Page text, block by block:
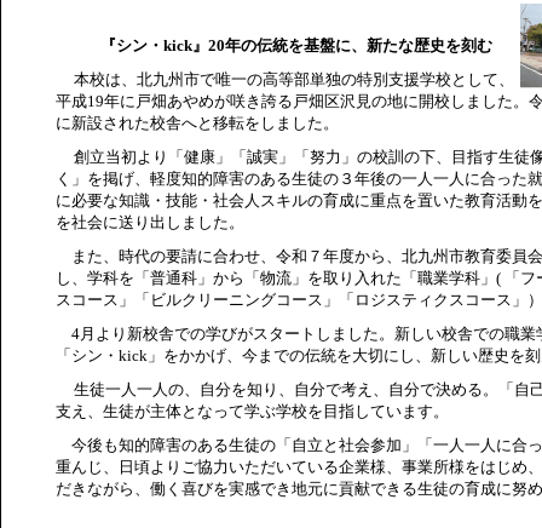
『シン・kick』20年の伝統を基盤に、新たな歴史を刻む
本校は、北九州市で唯一の高等部単独の特別支援学校として、
平成19年に戸畑あやめが咲き誇る戸畑区沢見の地に開校しました。
に新設された校舎へと移転をしました。
創立当初より「健康」「誠実」「努力」の校訓の下、目指す生
く」を掲げ、軽度知的障害のある生徒の３年後の一人一人に合った
に必要な知識・技能・社会人スキルの育成に重点を置いた教育活動
を社会に送り出しました。
また、時代の要請に合わせ、令和７年度から、北九州市教育委員
し、学科を「普通科」から「物流」を取り入れた「職業学科」 (
「
スコース」「ビルクリーニングコース」「ロジスティクスコース」
4月より新校舎での学びがスタートしました。新しい校舎での職業
「シン・ kick 」をかかげ、今までの伝統を大切にし、新しい歴史を
生徒一人一人の、自分を知り、自分で考え、自分で決める。「自
支え、生徒が主体となって学ぶ学校を目指しています。
今後も知的障害のある生徒の「自立と社会参加」「一人一人に合
重んじ、日頃よりご協力いただいている企業様、事業所様をはじめ
だきながら、働く喜びを実感でき地元に貢献できる生徒の育成に努